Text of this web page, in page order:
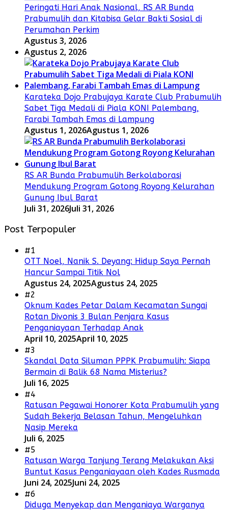
Peringati Hari Anak Nasional, RS AR Bunda
Prabumulih dan Kitabisa Gelar Bakti Sosial di
Perumahan Perkim
Agustus 3, 2026
Agustus 2, 2026
Karateka Dojo Prabujaya Karate Club Prabumulih
Sabet Tiga Medali di Piala KONI Palembang,
Farabi Tambah Emas di Lampung
Agustus 1, 2026Agustus 1, 2026
RS AR Bunda Prabumulih Berkolaborasi
Mendukung Program Gotong Royong Kelurahan
Gunung Ibul Barat
Juli 31, 2026Juli 31, 2026
Post Terpopuler
#1
OTT Noel, Nanik S. Deyang: Hidup Saya Pernah
Hancur Sampai Titik Nol
Agustus 24, 2025Agustus 24, 2025
#2
Oknum Kades Petar Dalam Kecamatan Sungai
Rotan Divonis 3 Bulan Penjara Kasus
Penganiayaan Terhadap Anak
April 10, 2025April 10, 2025
#3
Skandal Data Siluman PPPK Prabumulih: Siapa
Bermain di Balik 68 Nama Misterius?
Juli 16, 2025
#4
Ratusan Pegawai Honorer Kota Prabumulih yang
Sudah Bekerja Belasan Tahun, Mengeluhkan
Nasip Mereka
Juli 6, 2025
#5
Ratusan Warga Tanjung Terang Melakukan Aksi
Buntut Kasus Penganiayaan oleh Kades Rusmada
Juni 24, 2025Juni 24, 2025
#6
Diduga Menyekap dan Menganiaya Warganya